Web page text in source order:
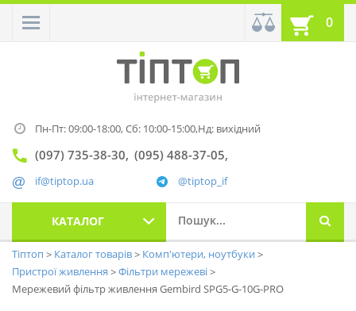
0
Пн-Пт: 09:00-18:00,Сб: 10:00-15:00,Нд: вихідний
(097) 735-38-30 (095) 488-37-05
@tiptop_if
if@tiptop.ua
КАТАЛОГ
Тіптоп Каталог товарів
Комп'ютери, ноутбуки
Пристрої живлення
Фільтри мережеві
Мережевий фільтр живлення Gembird SPG5-G-10G-PRO